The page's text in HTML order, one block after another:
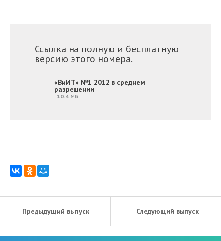
Ссылка на полную и бесплатную
версию этого номера.
«ВиИТ» №1 2012 в среднем
разрешении
10.4 МБ
Предыдущий выпуск Следующий выпуск